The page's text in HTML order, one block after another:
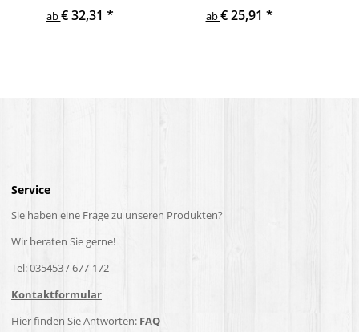
Halter
ab€ 32,31 *
Handlaufhalter
ab€ 25,91 *
Service
Sie haben eine Frage zu unseren Produkten?
Wir beraten Sie gerne!
Tel: 035453 / 677-172
Kontaktformular
Hier finden Sie Antworten: FAQ